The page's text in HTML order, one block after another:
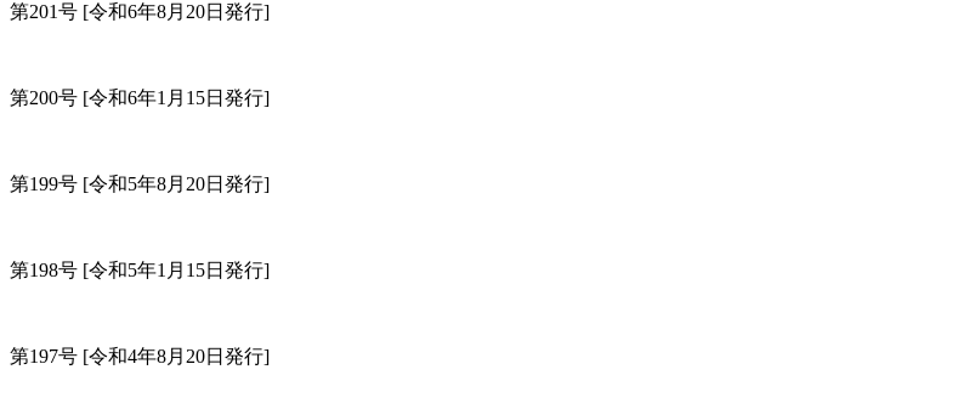
第201号 [令和6年8月20日発行]
第200号 [令和6年1月15日発行]
第199号 [令和5年8月20日発行]
第198号 [令和5年1月15日発行]
第197号 [令和4年8月20日発行]